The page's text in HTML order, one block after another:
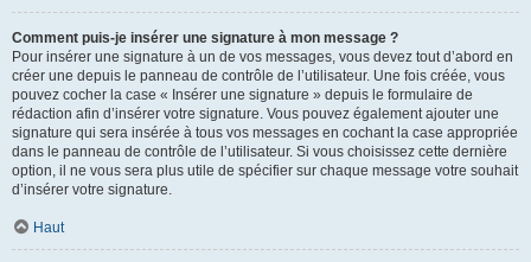
Comment puis-je insérer une signature à mon message ?
Pour insérer une signature à un de vos messages, vous devez tout d’abord en
créer une depuis le panneau de contrôle de l’utilisateur. Une fois créée, vous
pouvez cocher la case « Insérer une signature » depuis le formulaire de
rédaction afin d’insérer votre signature. Vous pouvez également ajouter une
signature qui sera insérée à tous vos messages en cochant la case appropriée
dans le panneau de contrôle de l’utilisateur. Si vous choisissez cette dernière
option, il ne vous sera plus utile de spécifier sur chaque message votre souhait
d’insérer votre signature.
Haut